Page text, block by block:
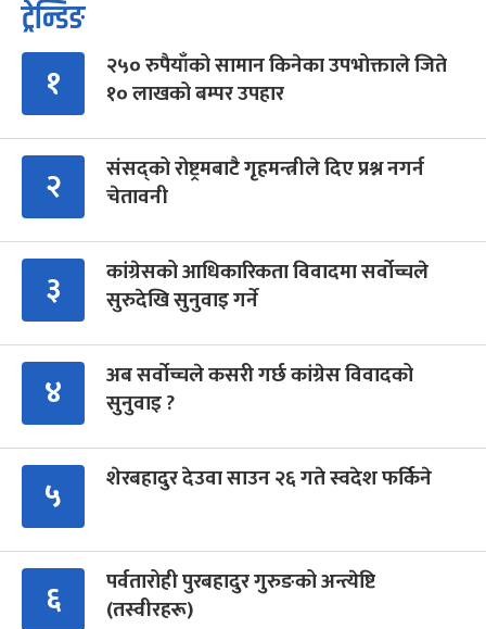
ट्रेन्डिङ
१
२५० रुपैयाँको सामान किनेका उपभोक्ताले जिते
१० लाखको बम्पर उपहार
२
संसद्को रोष्ट्रमबाटै गृहमन्त्रीले दिए प्रश्न नगर्न
चेतावनी
३
कांग्रेसको आधिकारिकता विवादमा सर्वोच्चले
सुरुदेखि सुनुवाइ गर्ने
४
अब सर्वोच्चले कसरी गर्छ कांग्रेस विवादको
सुनुवाइ ?
५ शेरबहादुर देउवा साउन २६ गते स्वदेश फर्किने
६
पर्वतारोही पुरबहादुर गुरुङको अन्त्येष्टि
(तस्वीरहरू)